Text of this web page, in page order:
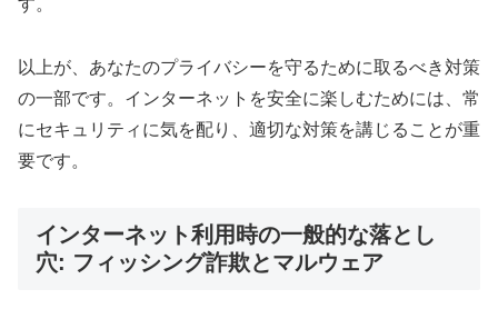
以上が、あなたのプライバシーを守るために取るべき対策
の一部です。インターネットを安全に楽しむためには、常
にセキュリティに気を配り、適切な対策を講じることが重
要です。
インターネット利用時の一般的な落とし
穴: フィッシング詐欺とマルウェア